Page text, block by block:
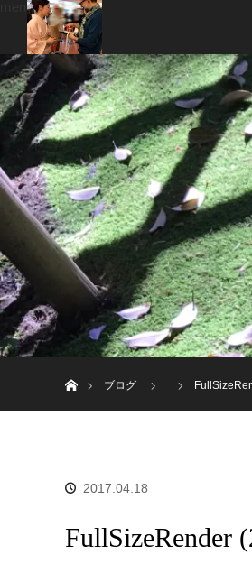
menu
ブログ
2017.04.18
FullSizeRender